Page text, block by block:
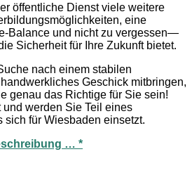
öffentliche Dienst viele weitere
eine
Balance und nicht zu vergessen—
Sicherheit für Ihre Zukunft bietet.
nach einem stabilen
Geschick mitbringen,
genau das Richtige für Sie sein!
werden Sie Teil eines
sich für Wiesbaden einsetzt.
… *